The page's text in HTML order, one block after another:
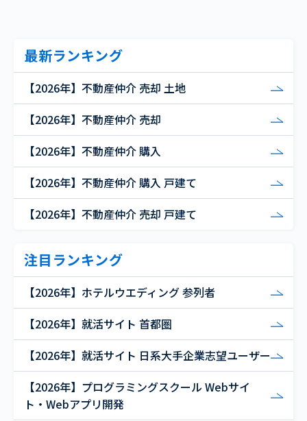
最新ランキング
【2026年】不動産仲介 売却 土地
【2026年】不動産仲介 売却
【2026年】不動産仲介 購入
【2026年】不動産仲介 購入 戸建て
【2026年】不動産仲介 売却 戸建て
注目ランキング
【2026年】ホテルウエディング 参列者
【2026年】就活サイト 首都圏
【2026年】就活サイト 日系大手企業志望ユーザー
【2026年】プログラミングスクール Webサイ
ト・Webアプリ開発